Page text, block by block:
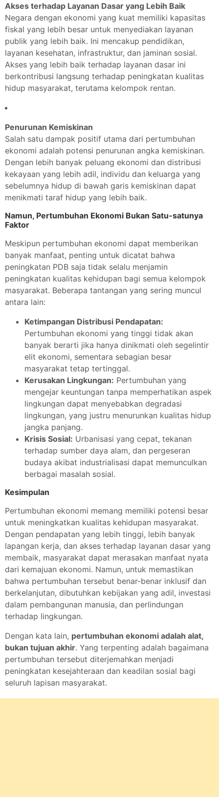
Akses terhadap Layanan Dasar yang Lebih Baik
Negara dengan ekonomi yang kuat memiliki kapasitas
fiskal yang lebih besar untuk menyediakan layanan
publik yang lebih baik. Ini mencakup pendidikan,
layanan kesehatan, infrastruktur, dan jaminan sosial.
Akses yang lebih baik terhadap layanan dasar ini
berkontribusi langsung terhadap peningkatan kualitas
hidup masyarakat, terutama kelompok rentan.
Penurunan Kemiskinan
Salah satu dampak positif utama dari pertumbuhan
ekonomi adalah potensi penurunan angka kemiskinan.
Dengan lebih banyak peluang ekonomi dan distribusi
kekayaan yang lebih adil, individu dan keluarga yang
sebelumnya hidup di bawah garis kemiskinan dapat
menikmati taraf hidup yang lebih baik.
Namun, Pertumbuhan Ekonomi Bukan Satu-satunya
Faktor
Meskipun pertumbuhan ekonomi dapat memberikan
banyak manfaat, penting untuk dicatat bahwa
peningkatan PDB saja tidak selalu menjamin
peningkatan kualitas kehidupan bagi semua kelompok
masyarakat. Beberapa tantangan yang sering muncul
antara lain:
Ketimpangan Distribusi Pendapatan:
Pertumbuhan ekonomi yang tinggi tidak akan
banyak berarti jika hanya dinikmati oleh segelintir
elit ekonomi, sementara sebagian besar
masyarakat tetap tertinggal.
Kerusakan Lingkungan: Pertumbuhan yang
mengejar keuntungan tanpa memperhatikan aspek
lingkungan dapat menyebabkan degradasi
lingkungan, yang justru menurunkan kualitas hidup
jangka panjang.
Krisis Sosial: Urbanisasi yang cepat, tekanan
terhadap sumber daya alam, dan pergeseran
budaya akibat industrialisasi dapat memunculkan
berbagai masalah sosial.
Kesimpulan
Pertumbuhan ekonomi memang memiliki potensi besar
untuk meningkatkan kualitas kehidupan masyarakat.
Dengan pendapatan yang lebih tinggi, lebih banyak
lapangan kerja, dan akses terhadap layanan dasar yang
membaik, masyarakat dapat merasakan manfaat nyata
dari kemajuan ekonomi. Namun, untuk memastikan
bahwa pertumbuhan tersebut benar-benar inklusif dan
berkelanjutan, dibutuhkan kebijakan yang adil, investasi
dalam pembangunan manusia, dan perlindungan
terhadap lingkungan.
Dengan kata lain, pertumbuhan ekonomi adalah alat,
bukan tujuan akhir. Yang terpenting adalah bagaimana
pertumbuhan tersebut diterjemahkan menjadi
peningkatan kesejahteraan dan keadilan sosial bagi
seluruh lapisan masyarakat.